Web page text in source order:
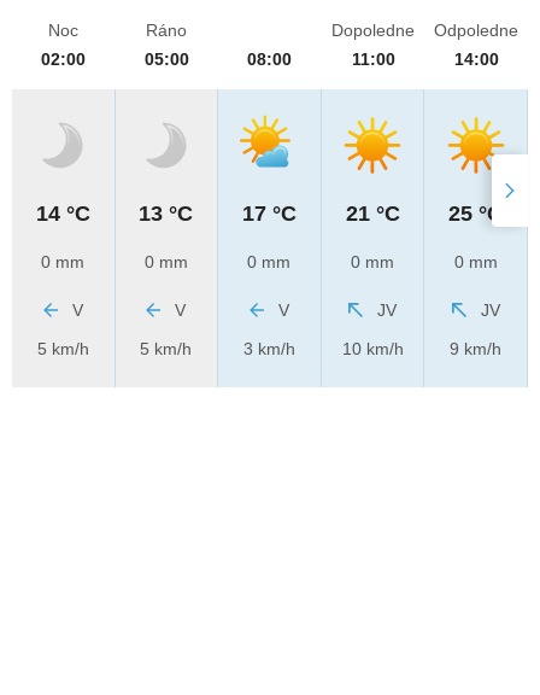
Noc
02:00
14 °C
0 mm
V
5 km/h
Ráno
05:00
13 °C
0 mm
V
5 km/h
08:00
17 °C
0 mm
V
3 km/h
Dopoledne
11:00
21 °C
0 mm
JV
10 km/h
Odpoledne
14:00
25 °C
0 mm
JV
9 km/h